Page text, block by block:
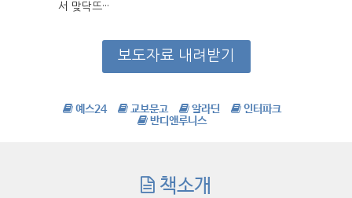
서 맞닥뜨···
보도자료 내려받기
예스24 교보문고 알라딘
인터파크
반디앤루니스
책소개